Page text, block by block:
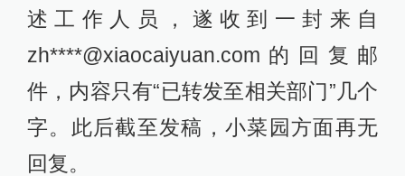
述工作人员，遂收到一封来自
zh****@xiaocaiyuan.com的回复邮
件，内容只有“已转发至相关部门”几个
字。此后截至发稿，小菜园方面再无
回复。